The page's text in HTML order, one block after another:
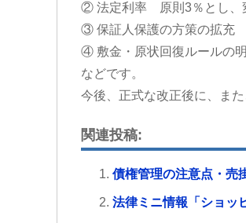
② 法定利率 原則3％とし、
③ 保証人保護の方策の拡充
④ 敷金・原状回復ルールの
などです。
今後、正式な改正後に、ま
関連投稿:
債権管理の注意点・売
法律ミニ情報「ショッ